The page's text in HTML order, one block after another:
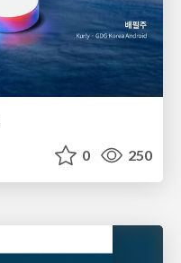
0 250